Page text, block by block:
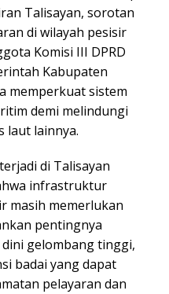
Talisayan, sorotan
di wilayah pesisir
Komisi III DPRD
Kabupaten
memperkuat sistem
demi melindungi
laut lainnya.
di Talisayan
infrastruktur
masih memerlukan
pentingnya
gelombang tinggi,
badai yang dapat
pelayaran dan